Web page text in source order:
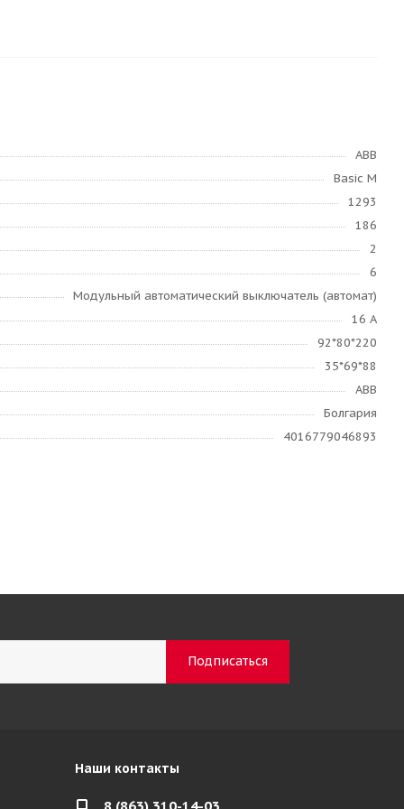
ABB
Basic M
1293
186
2
6
Модульный автоматический выключатель (автомат)
16 А
92*80*220
35*69*88
ABB
Болгария
4016779046893
Наши контакты